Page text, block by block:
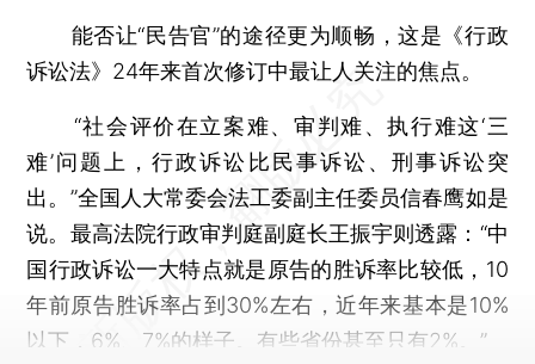
能否让“民告官”的途径更为顺畅，这是《行政
诉讼法》24年来首次修订中最让人关注的焦点。
“社会评价在立案难、审判难、执行难这‘三
难’问题上，行政诉讼比民事诉讼、刑事诉讼突
出。”全国人大常委会法工委副主任委员信春鹰如是
说。最高法院行政审判庭副庭长王振宇则透露：“中
国行政诉讼一大特点就是原告的胜诉率比较低，10
年前原告胜诉率占到30%左右，近年来基本是10%
以下，6%、7%的样子。有些省份甚至只有2%。”